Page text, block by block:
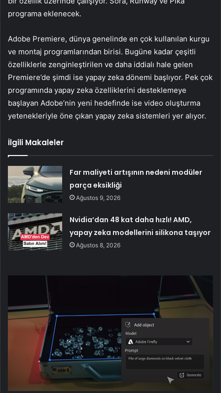
programa eklenecek.
Adobe Premiere, dünya genelinde en çok kullanılan kurgu
ve montaj programlarından birisi. Bugüne kadar çeşitli
özelliklerle zenginleştirilen ve daha iddialı hale gelen
Premiere’de şimdi ise yapay zeka dönemi başlıyor. Pek çok
programında yapay zeka özelliklerini desteklemeye
başlayan Adobe’nin yeni hedefinde ise video oluşturma
yetenekleriyle öne çıkan yapay zeka sistemleri yer alıyor.
İlgili Makaleler
Far maliyeti artışının nedeni modüler
parça eksikliği
Ağustos 9, 2026
Nvidia’dan 48 kat daha hızlı! AMD,
yapay zeka modellerini silikona taşıyor
Ağustos 8, 2026